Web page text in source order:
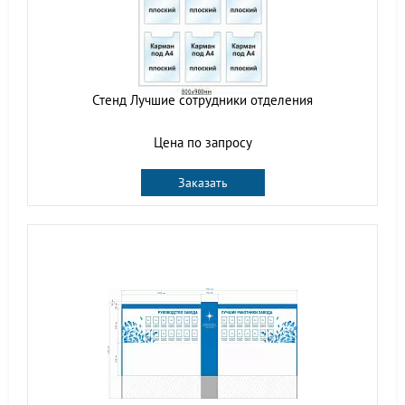
Стенд Лучшие сотрудники отделения
Цена по запросу
Заказать